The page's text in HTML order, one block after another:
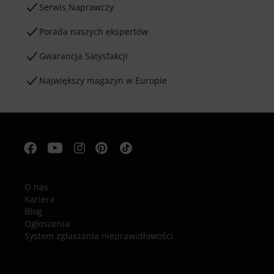
Serwis Naprawczy
Porada naszych ekspertów
Gwarancja Satysfakcji
Największy magazyn w Europie
O nas
Kariera
Blog
Ogłoszenia
System zgłaszania nieprawidłowości